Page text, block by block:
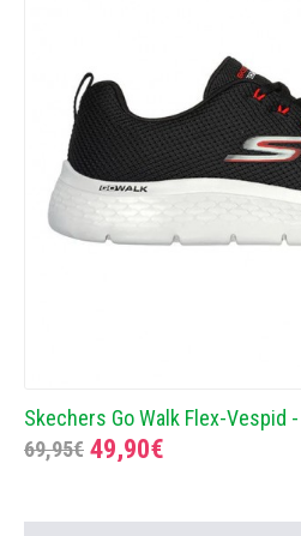
Skechers Go Walk Flex-Vespid
69,95€ 49,90€